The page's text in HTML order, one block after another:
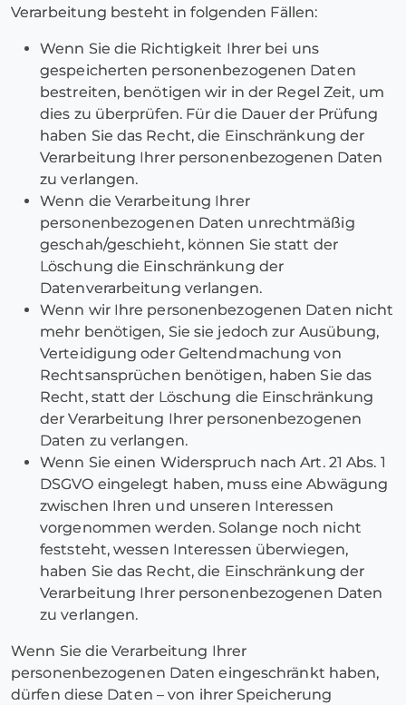
Verarbeitung besteht in folgenden Fällen:
Wenn Sie die Richtigkeit Ihrer bei uns
gespeicherten personenbezogenen Daten
bestreiten, benötigen wir in der Regel Zeit, um
dies zu überprüfen. Für die Dauer der Prüfung
haben Sie das Recht, die Einschränkung der
Verarbeitung Ihrer personenbezogenen Daten
zu verlangen.
Wenn die Verarbeitung Ihrer
personenbezogenen Daten unrechtmäßig
geschah/geschieht, können Sie statt der
Löschung die Einschränkung der
Datenverarbeitung verlangen.
Wenn wir Ihre personenbezogenen Daten nicht
mehr benötigen, Sie sie jedoch zur Ausübung,
Verteidigung oder Geltendmachung von
Rechtsansprüchen benötigen, haben Sie das
Recht, statt der Löschung die Einschränkung
der Verarbeitung Ihrer personenbezogenen
Daten zu verlangen.
Wenn Sie einen Widerspruch nach Art. 21 Abs. 1
DSGVO eingelegt haben, muss eine Abwägung
zwischen Ihren und unseren Interessen
vorgenommen werden. Solange noch nicht
feststeht, wessen Interessen überwiegen,
haben Sie das Recht, die Einschränkung der
Verarbeitung Ihrer personenbezogenen Daten
zu verlangen.
Wenn Sie die Verarbeitung Ihrer
personenbezogenen Daten eingeschränkt haben,
dürfen diese Daten – von ihrer Speicherung